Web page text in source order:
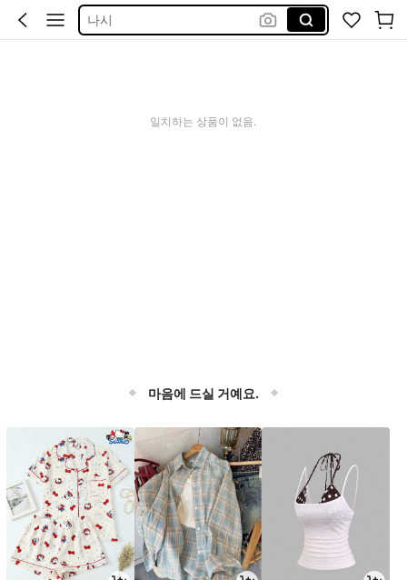
나시
원피스
livros de direito일치하는 상품이 없음.
마음에 드실 거예요.